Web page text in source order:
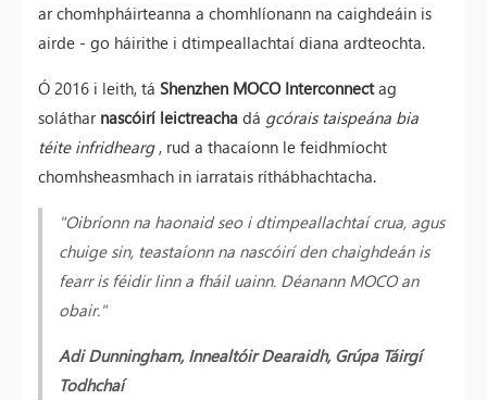
ar chomhpháirteanna a chomhlíonann na caighdeáin is
airde - go háirithe i dtimpeallachtaí diana ardteochta.
Ó 2016 i leith, tá Shenzhen MOCO Interconnectag
soláthar nascóirí leictreacha dá gcórais taispeána bia
téite infridhearg, rud a thacaíonn le feidhmíocht
chomhsheasmhach in iarratais ríthábhachtacha.
"Oibríonn na haonaid seo i dtimpeallachtaí crua, agus
chuige sin, teastaíonn na nascóirí den chaighdeán is
fearr is féidir linn a fháil uainn. Déanann MOCO an
obair."
Adi Dunningham, Innealtóir Dearaidh, Grúpa Táirgí
Todhchaí